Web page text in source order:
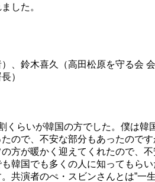
した。
、鈴木喜久（高田松原を守る会
）
くらいが韓国の方でした。僕は韓
ので、不安な部分もあったので
方が暖かく迎えてくれたので、
韓国でも多くの人に知ってもら
共演者のぺ・スビンさんとは”一